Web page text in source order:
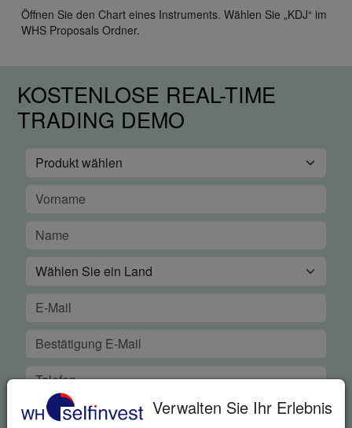
Öffnen Sie den Chart eines Instruments. Wählen Sie „KDJ“ im
WHS Proposals Ordner.
Verwalten Sie Ihr Erlebnis
KOSTENLOSE REAL-TIME
TRADING DEMO